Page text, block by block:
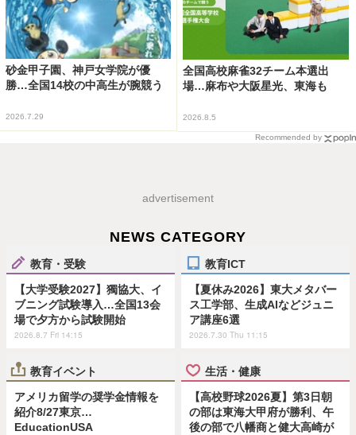
砂金甲子園、神戸女学院が優
勝…全国14校の中高生が腕競う
2026.7.29
全国高校麻雀32チーム本選出
場…麻布や大阪星光、東海も
2026.8.5
Recommended by
advertisement
NEWS CATEGORY
教育・受験
【大学受験2027】獨協大、イ
ブニング試験導入…全国13会
場で夕方から試験開始
2026.8.7 Fri 14:15
教育ICT
【夏休み2026】東大メタバー
ス工学部、生成AIなどジュニ
ア講座6選
2026.7.30 Thu 11:15
教育イベント
アメリカ留学の奨学金情報を
紹介8/27東京…
EducationUSA
生活・健康
【高校野球2026夏】第3日朝
の部は東海大甲府が勝利、午
後の部で八幡商と健大高崎が